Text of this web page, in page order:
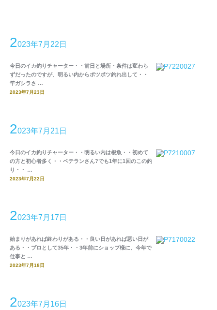
2023年7月22日
今日のイカ釣りチャーター・・前日と場所・条件は変わら
ずだったのですが、明るい内からポツポツ釣れ出して・・
竿ガシラさ …
2023年7月23日
2023年7月21日
今日のイカ釣りチャーター・・明るい内は根魚・・初めて
の方と初心者多く・・ベテランさん?でも1年に1回のこの釣
り・・ …
2023年7月22日
2023年7月17日
始まりがあれば終わりがある・・良い日があれば悪い日が
ある・・プロとして35年・・3年前にショップ様に、今年で
仕事と …
2023年7月18日
2023年7月16日